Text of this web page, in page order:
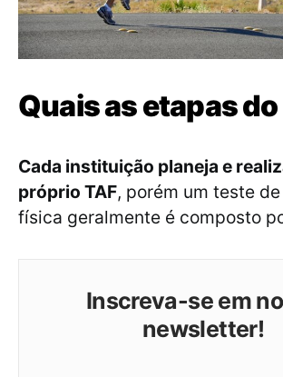
Quais as etapas do
Cada instituição planeja e
próprio TAF, porém um teste
física geralmente é composto
Inscreva-se em
newsletter!